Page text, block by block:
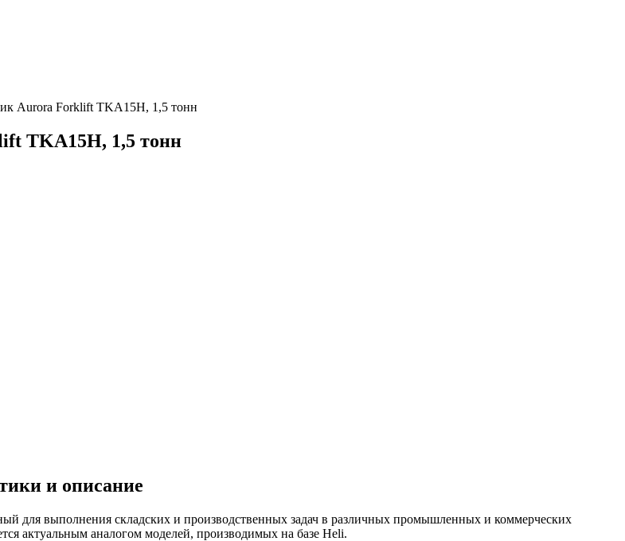
Aurora Forklift TKA15H, 1,5 тонн
TKA15H, 1,5 тонн
и описание
для выполнения складских и производственных задач в различных промышленных и коммерческих
актуальным аналогом моделей, производимых на базе Heli.